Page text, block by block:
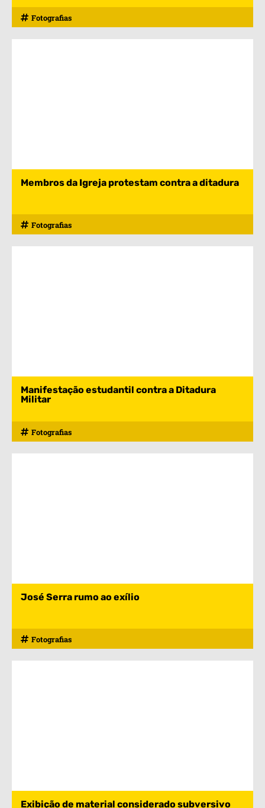
Fotografias
Membros da Igreja protestam contra a ditadura
Fotografias
Manifestação estudantil contra a Ditadura
Militar
Fotografias
José Serra rumo ao exílio
Fotografias
Exibição de material considerado subversivo